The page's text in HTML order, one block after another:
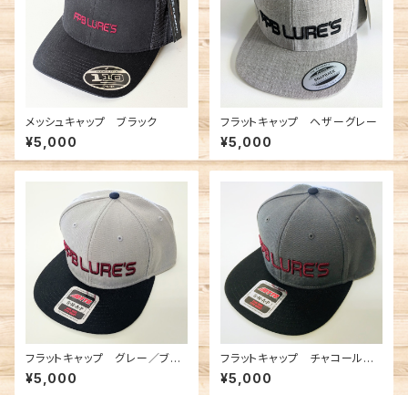
メッシュキャップ ブラック
¥5,000
フラットキャップ ヘザーグレー
¥5,000
フラットキャップ グレー／ブラ
ック
¥5,000
フラットキャップ チャコール／
ブラック
¥5,000